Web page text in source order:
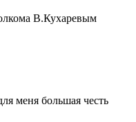
В.Кухаревым
меня большая честь